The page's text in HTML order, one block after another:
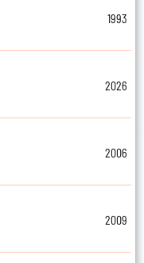
1993
2026
2006
2009